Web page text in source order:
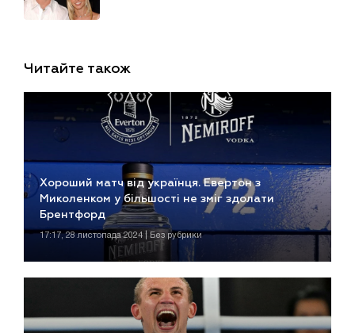
Читайте також
Хороший матч від українця. Евертон з
Миколенком у більшості не зміг здолати
Брентфорд
17:17, 28 листопада 2024 | Без рубрики